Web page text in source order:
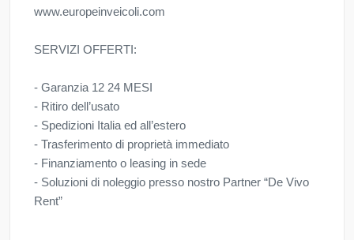
www.europeinveicoli.com
SERVIZI OFFERTI:
- Garanzia 12 24 MESI
- Ritiro dell’usato
- Spedizioni Italia ed all’estero
- Trasferimento di proprietà immediato
- Finanziamento o leasing in sede
- Soluzioni di noleggio presso nostro Partner “De Vivo
Rent”